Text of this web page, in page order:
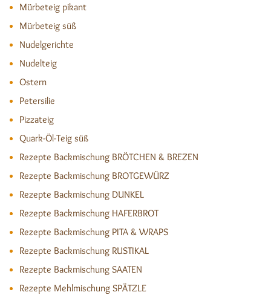
Mürbeteig pikant
Mürbeteig süß
Nudelgerichte
Nudelteig
Ostern
Petersilie
Pizzateig
Quark-Öl-Teig süß
Rezepte Backmischung BRÖTCHEN & BREZEN
Rezepte Backmischung BROTGEWÜRZ
Rezepte Backmischung DUNKEL
Rezepte Backmischung HAFERBROT
Rezepte Backmischung PITA & WRAPS
Rezepte Backmischung RUSTIKAL
Rezepte Backmischung SAATEN
Rezepte Mehlmischung SPÄTZLE